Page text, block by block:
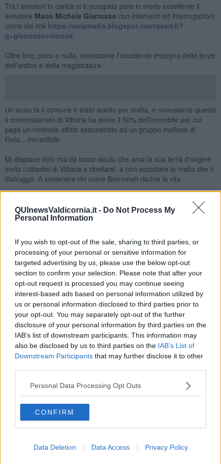
QUInewsValdicornia.it - Do Not Process My
Personal Information
If you wish to opt-out of the sale, sharing to third parties, or
processing of your personal or sensitive information for
targeted advertising by us, please use the below opt-out
section to confirm your selection. Please note that after your
opt-out request is processed you may continue seeing
interest-based ads based on personal information utilized by
us or personal information disclosed to third parties prior to
your opt-out. You may separately opt-out of the further
disclosure of your personal information by third parties on the
IAB’s list of downstream participants. This information may
also be disclosed by us to third parties on the IAB’s List of
Downstream Participants that may further disclose it to other
Personal Data Processing Opt Outs
CONFIRM
Data Deletion Data Access Privacy Policy
Tra i senatori in carica si è occupato pure in modo eccellente il
senatore Mario Michele Giarrusso con interventi ed interrogazioni
come dal link https://stopmafia.blogspot.com/search?
q=giarrusso+vittoria
Oltre loro, poco e nulla, nonostante l'eccellente impegno delle forze
dell'ordine e della magistratura.
Un anno fa il comune è stato sciolto per mafia, e nonostante questo
il commissariato di Vittoria ha avuto il 50% dell'immobile per cui
paga un notevole affitto sequestrato ad un gruppo mafioso di
Gela... Incredibile.
Mi dispiace dirlo ma da tosco-siculo che ama la sua terra d'origine
invito i cittadini di Vittoria a ribellarsi, a non accettare la mafia che li
distrugge. A sostenere chi come Borrometi rischia la vita.
Salvatore Calleri
Se vuoi leggere le notizie principali della Toscana iscriviti alla
Newsletter QUInews - ToscanaMedia.Arriva gratis tutti i giorni
alle 20:00 direttamente nella tua casella di posta.
Basta cliccareQUI
Ti potrebbe interessare anche:
Articoli dal Blog “Legalità e non solo” di Salvatore Calleri
Il “dopo” Matteo Messina Denaro
Vademecum antimafia per gli elettori
Toscana chiama Palermo
Serve un esercito europeo
Occorre potenziare il controllo del territorio
​Nuovi scenari narcos a Firenze?
Alla 'ndrangheta piace la Toscana
La "Dichiarazione di Vallombrosa"